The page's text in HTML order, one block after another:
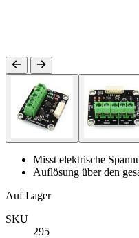
Misst elektrische
Auflösung über den
Auf Lager
SKU
295